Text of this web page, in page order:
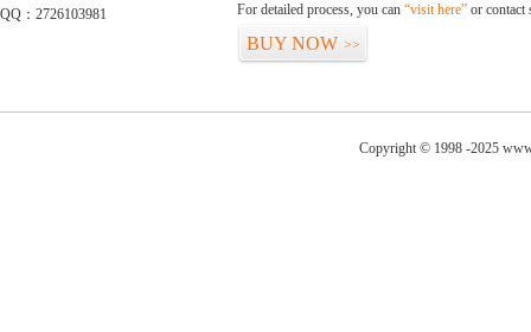
QQ：2726103981
For detailed process, you can “visit here” or contact
BUY NOW >>
Copyright © 1998 -2025